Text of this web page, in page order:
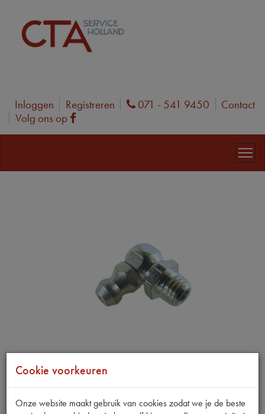
Inloggen Registreren Phone
071 - 541 9450
Contact
Volg ons op
Facebook
Product niet op voorraad:
Cookie voorkeuren
Onze website maakt gebruik van cookies zodat we je de beste